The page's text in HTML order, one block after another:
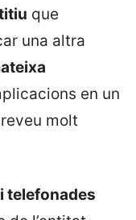
que
una altra
en un
molt
telefonades